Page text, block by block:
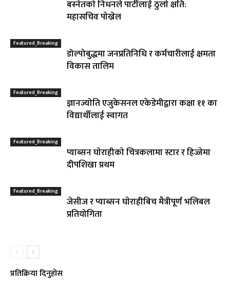
बस्नेतकाे निधनले पार्टीलाई ठुलाे क्षति:
महासचिव पाेख्रेल
Featured_Breaking
डोल्पोबुद्धमा जनप्रतिनिधि र कर्मचारीलाई क्षमता
विकास तालिम
Featured_Breaking
ज्ञानज्योति एजुकेसनल एकेडेमीद्वारा कक्षा ११ का
विद्यार्थीलाई स्वागत
Featured_Breaking
प्याब्सन घाेराहीकाे चित्रकलामा स्टार र हिज्जेमा
दीपशिखा प्रथम
Featured_Breaking
जेसीज र प्याब्सन घाेराहीबिच मैत्रीपूर्ण भलिबल
प्रतियोगिता
प्रतिक्रिया दिनुहोस